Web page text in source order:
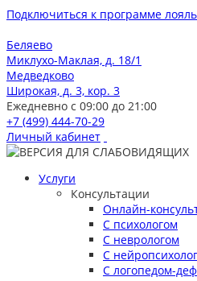
Подключиться к программе
Беляево
Миклухо-Маклая, д. 18/1
Медведково
Широкая, д. 3, кор. 3
Ежедневно с 09:00 до 21:00
+7 (499) 444-70-29
Личный кабинет
Услуги
Консультации
Онлайн-
С психологом
С неврологом
С
С логопедом-